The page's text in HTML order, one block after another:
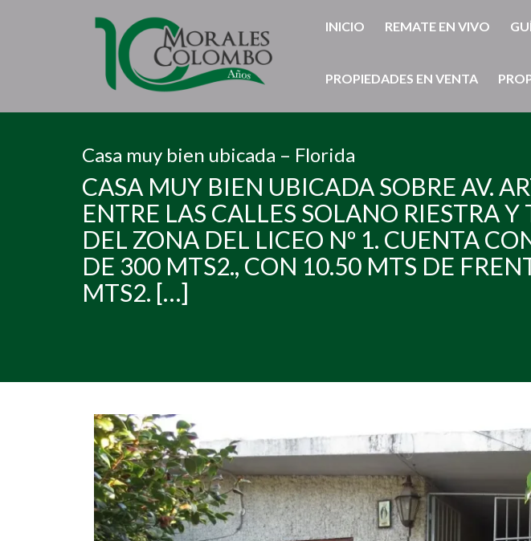
INICIO REMATE EN VIVO
PROPIEDADES EN VENTA
Casa muy bien ubicada – Florida
CASA MUY BIEN UBICADA SOBRE AV.
ENTRE LAS CALLES SOLANO RIESTRA
DEL ZONA DEL LICEO Nº 1. CUENTA
DE 300 MTS2., CON 10.50 MTS DE
MTS2. […]